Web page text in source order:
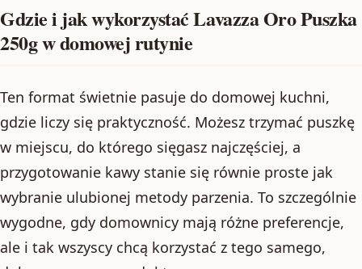
Gdzie i jak wykorzystać Lavazza Oro Puszka
250g w domowej rutynie
Ten format świetnie pasuje do domowej kuchni,
gdzie liczy się praktyczność. Możesz trzymać puszkę
w miejscu, do którego sięgasz najczęściej, a
przygotowanie kawy stanie się równie proste jak
wybranie ulubionej metody parzenia. To szczególnie
wygodne, gdy domownicy mają różne preferencje,
ale i tak wszyscy chcą korzystać z tego samego,